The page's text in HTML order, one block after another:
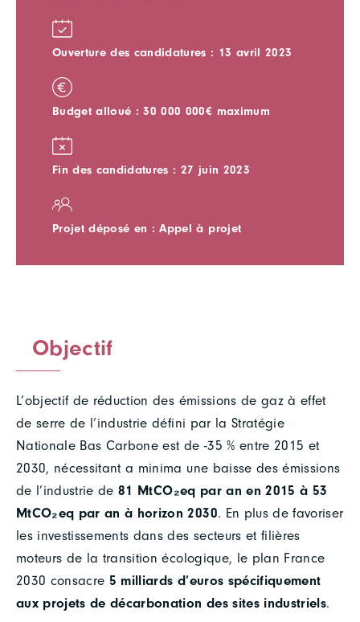
Ouverture des candidatures : 13 avril 2023
Budget alloué : 30 000 000€ maximum
Fin des candidatures : 27 juin 2023
Projet déposé en : Appel à projet
Objectif
L’objectif de réduction des émissions de gaz à effet
de serre de l’industrie défini par la Stratégie
Nationale Bas Carbone est de -35 % entre 2015 et
2030, nécessitant a minima une baisse des émissions
de l’industrie de81 MtCO₂eq par an en 2015 à 53
MtCO₂eq par an à horizon 2030. En plus de favoriser
les investissements dans des secteurs et filières
moteurs de la transition écologique, le plan France
2030 consacre 5 milliards d’euros spécifiquement
aux projets de décarbonation des sites industriels.